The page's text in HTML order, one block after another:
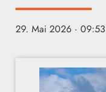
29. Mai 2026 ·